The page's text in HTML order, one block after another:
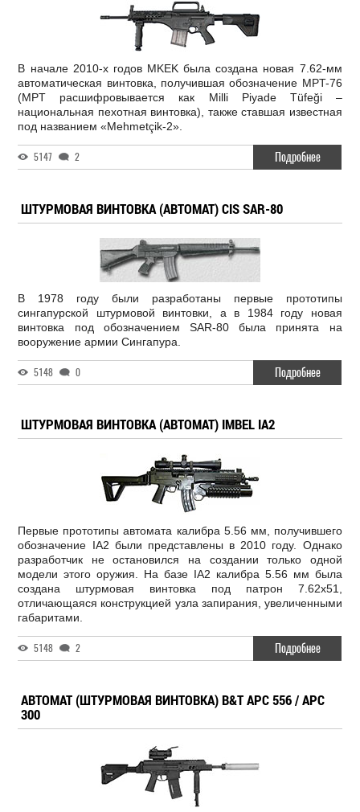
В начале 2010-х годов MKEK была создана новая 7.62-мм
автоматическая винтовка, получившая обозначение MPT-76
(MPT расшифровывается как Milli Piyade Tüfeği –
национальная пехотная винтовка), также ставшая известная
под названием «Mehmetçik-2».
5147 2 Подробнее
ШТУРМОВАЯ ВИНТОВКА (АВТОМАТ) CIS SAR-80
В 1978 году были разработаны первые прототипы
сингапурской штурмовой винтовки, а в 1984 году новая
винтовка под обозначением SAR-80 была принята на
вооружение армии Сингапура.
5148 0 Подробнее
ШТУРМОВАЯ ВИНТОВКА (АВТОМАТ) IMBEL IA2
Первые прототипы автомата калибра 5.56 мм, получившего
обозначение IA2 были представлены в 2010 году. Однако
разработчик не остановился на создании только одной
модели этого оружия. На базе IA2 калибра 5.56 мм была
создана штурмовая винтовка под патрон 7.62x51,
отличающаяся конструкцией узла запирания, увеличенными
габаритами.
5148 2 Подробнее
АВТОМАТ (ШТУРМОВАЯ ВИНТОВКА) B&T APC 556 / APC
300